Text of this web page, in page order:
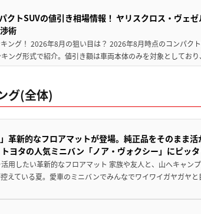
クトSUVの値引き相場情報！ ヤリスクロス・ヴェ
術
ング！ 2026年8月の狙い目は？ 2026年8月時点のコンパク
ング形式で紹介。値引き額は車両本体のみを対象としてお
グ(全体)
革新的なフロアマットが登場。純正品をそのまま
ヨタの人気ミニバン「ノア・ヴォクシー」にピッタ
用したい革新的なフロアマット 家族や友人と、山へキャン
えている夏。愛車のミニバンでみんなでワイワイガヤガヤ